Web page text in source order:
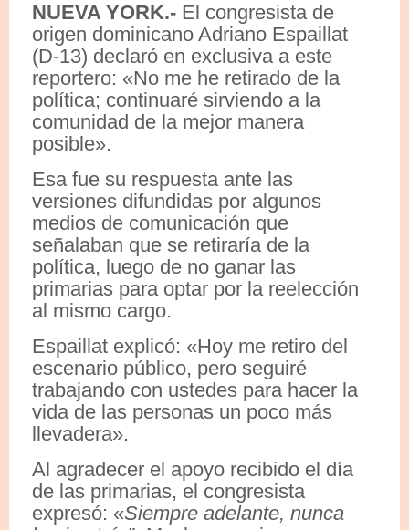
NUEVA YORK.- El congresista de
origen dominicano Adriano Espaillat
(D-13) declaró en exclusiva a este
reportero: «No me he retirado de la
política; continuaré sirviendo a la
comunidad de la mejor manera
posible».
Esa fue su respuesta ante las
versiones difundidas por algunos
medios de comunicación que
señalaban que se retiraría de la
política, luego de no ganar las
primarias para optar por la reelección
al mismo cargo.
Espaillat explicó: «Hoy me retiro del
escenario público, pero seguiré
trabajando con ustedes para hacer la
vida de las personas un poco más
llevadera».
Al agradecer el apoyo recibido el día
de las primarias, el congresista
expresó: «Siempre adelante, nunca